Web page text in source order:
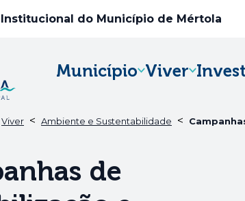
do Município de Mértola
Município Viver
Viver < Ambiente e Sustentabilidade <
de